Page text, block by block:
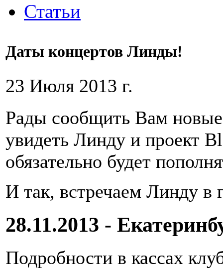
Статьи
Даты концертов Линды!
23 Июля 2013 г.
Рады сообщить Вам
увидеть Линду и проект
обязательно будет
И так, встречаем Линду в
28.11.2013 -
Подробности в кассах